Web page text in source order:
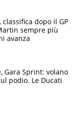
classifica dopo il GP
sempre più
avanza
Gara Sprint: volano
podio. Le Ducati